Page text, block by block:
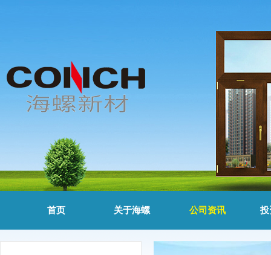
首页 关于海螺 公司资讯 投